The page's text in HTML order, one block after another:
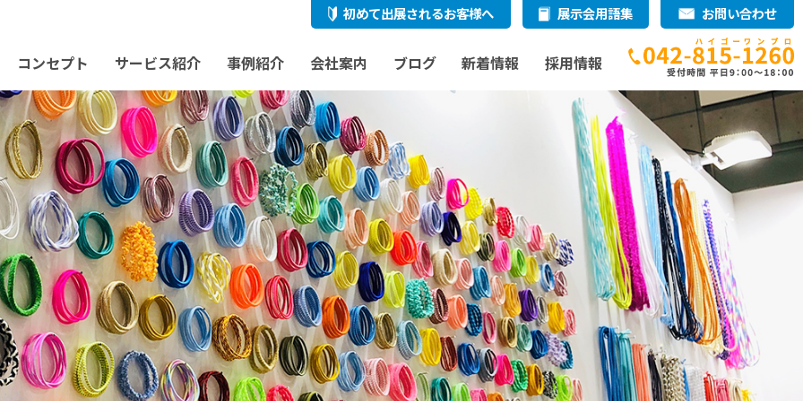
初めて出展されるお客様へ 展示会用語集 お問い合わせ
コンセプト サービス紹介 事例紹介 会社案内 ブログ 新着情報 採用情報